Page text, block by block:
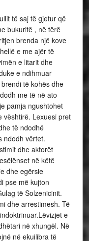
të saj të gjetur që
bukuritë , në tërë
brenda një kove
e me ajër të
e litarit dhe
e ndihmuar
të kohës dhe
me të në ato
pamja ngushtohet
vështirë. Lexuesi pret
të ndodhë
ndodh vërtet.
dhe aktorët
në këtë
dhe egërsie
pse më kujton
të Solzenicinit.
dhe arrestimesh. Të
e
në xhungël. Në
në ekuilibra të